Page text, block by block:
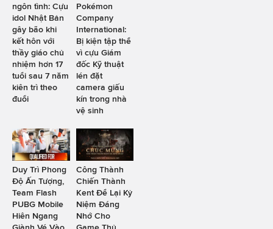
ngôn tình: Cựu
idol Nhật Bản
gây bão khi
kết hôn với
thầy giáo chủ
nhiệm hơn 17
tuổi sau 7 năm
kiên trì theo
đuổi
Pokémon
Company
International:
Bị kiện tập thể
vì cựu Giám
đốc Kỹ thuật
lén đặt
camera giấu
kín trong nhà
vệ sinh
Duy Trì Phong
Độ Ấn Tượng,
Team Flash
PUBG Mobile
Hiên Ngang
Công Thành
Chiến Thành
Kent Để Lại Kỷ
Niệm Đáng
Nhớ Cho